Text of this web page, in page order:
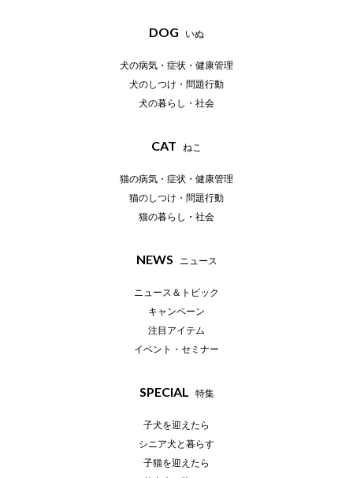
DOG いぬ
犬の病気・症状・健康管理
犬のしつけ・問題行動
犬の暮らし・社会
CAT ねこ
猫の病気・症状・健康管理
猫のしつけ・問題行動
猫の暮らし・社会
NEWS ニュース
ニュース＆トピック
キャンペーン
注目アイテム
イベント・セミナー
SPECIAL 特集
子犬を迎えたら
シニア犬と暮らす
子猫を迎えたら